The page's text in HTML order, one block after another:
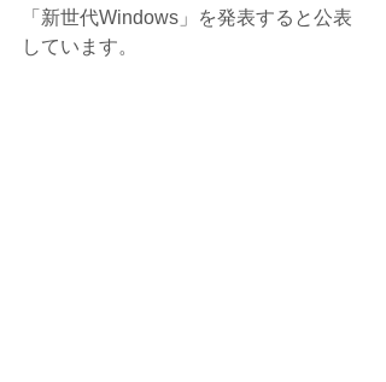
「新世代Windows」を発表すると公表
しています。